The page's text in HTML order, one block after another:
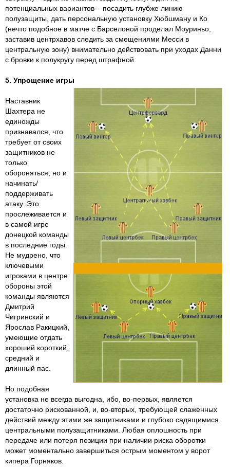
потенциальных вариантов – посадить глубже линию
полузащиты, дать персональную установку Хюбшману и Ко
(нечто подобное в матче с Барселоной проделал Моуриньо,
заставив центрхавов следить за смещениями Месси в
центральную зону) внимательно действовать при уходах Данни
с бровки к полукругу перед штрафной.
5. Упрощение игры
Наставник
Шахтера не
единожды
признавался, что
требует от своих
защитников не
только
обороняться, но и
начинать/
поддерживать
атаку. Это
прослеживается и
в самой игре
донецкой команды
в последние годы.
Не мудрено, что
ключевыми
игроками в центре
обороны этой
команды являются
Дмитрий
Чигринский и
Ярослав Ракицкий,
умеющие отдать
хороший короткий,
средний и
длинный пас.
Но подобная
установка не всегда выгодна, ибо, во-первых, является
достаточно рискованной, и, во-вторых, требующей слаженных
действий между этими же защитниками и глубоко садящимися
центральными полузащитниками. Любая оплошность при
передаче или потеря позиции при наличии риска оборотки
может моментально завершиться острым моментом у ворот
кипера Горняков.